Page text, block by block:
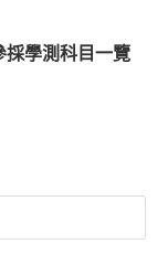
學測科目一覽